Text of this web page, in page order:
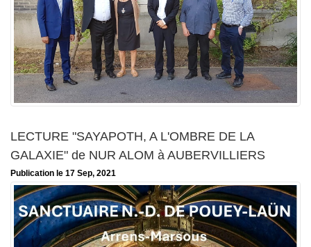
LECTURE "SAYAPOTH, A L'OMBRE DE LA
GALAXIE" de NUR ALOM à AUBERVILLIERS
Publication le 17 Sep, 2021